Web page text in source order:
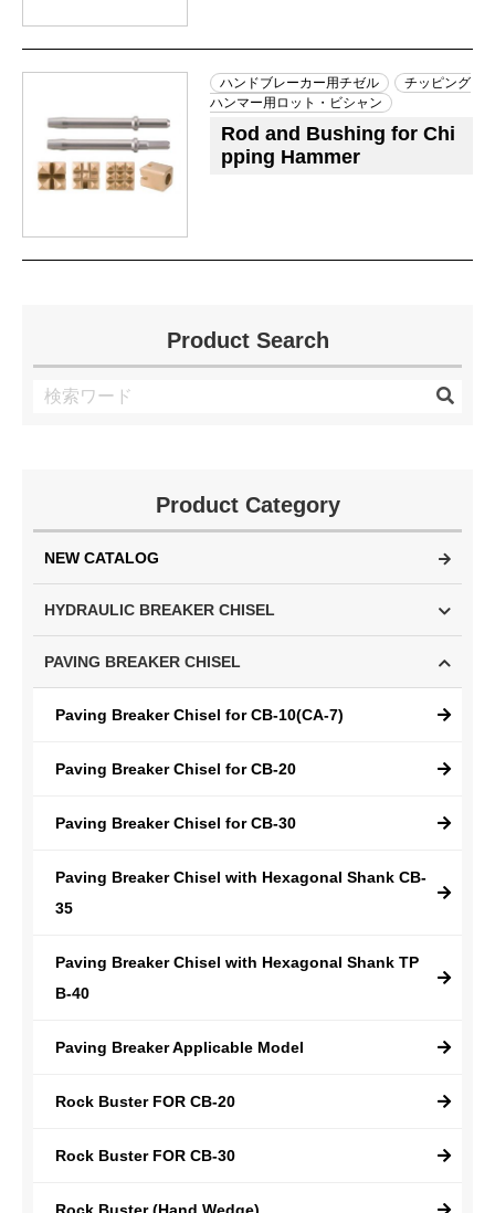
Product Search
Product Category
NEW CATALOG
HYDRAULIC BREAKER CHISEL
PAVING BREAKER CHISEL
Paving Breaker Chisel for CB-10(CA-7)
Paving Breaker Chisel for CB-20
Paving Breaker Chisel for CB-30
Paving Breaker Chisel with Hexagonal Shank CB-
35
Paving Breaker Chisel with Hexagonal Shank TP
B-40
Paving Breaker Applicable Model
Rock Buster FOR CB-20
Rock Buster FOR CB-30
ハンドブレーカー用チゼル
チッピング
ハンマー用ロット・ビシャン
Rod and Bushing for Chi
pping Hammer